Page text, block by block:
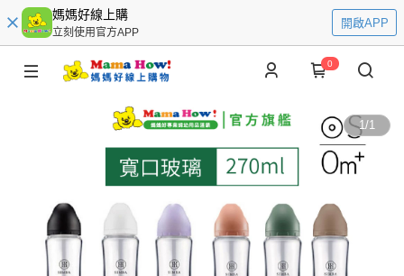
媽媽好線上購
立刻使用官方APP
開啟APP
0
1/1